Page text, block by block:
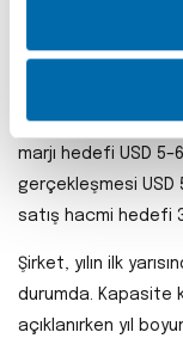
göz atabilirsiniz.
Bu doğrultuda
hedeflerini
marjı hedefi USD
gerçekleşmesi USD
satış hacmi hedefi
Şirket, yılın ilk
durumda. Kapasite
açıklanırken yıl